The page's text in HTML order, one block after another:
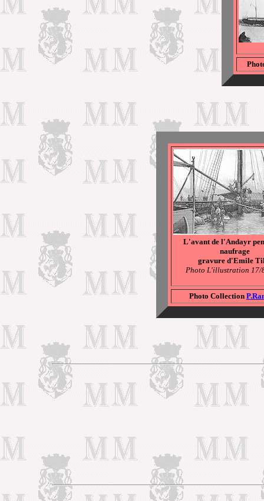
L'avant de l'Andayr
naufrage
gravure d'Emile
Photo L'illustration 17/
Photo Collection